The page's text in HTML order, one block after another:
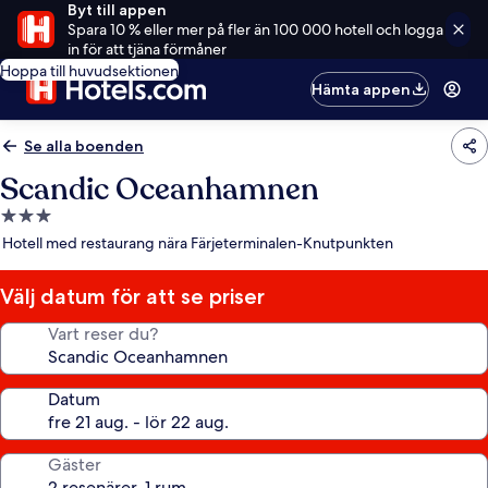
Byt till appen
Spara 10 % eller mer på fler än 100 000 hotell och logga
in för att tjäna förmåner
Hoppa till huvudsektionen
Hämta appen
Se alla boenden
Scandic Oceanhamnen
3.0-
stjärnigt
Hotell med restaurang nära Färjeterminalen-Knutpunkten
Välj datum för att se priser
Vart reser du?
Datum
Gäster